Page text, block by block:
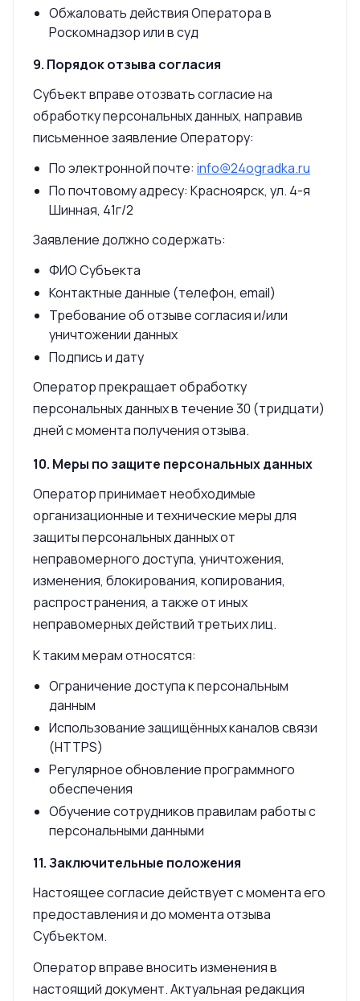
Обжаловать действия Оператора в
Роскомнадзор или в суд
9. Порядок отзыва согласия
Субъект вправе отозвать согласие на
обработку персональных данных, направив
письменное заявление Оператору:
По электронной почте: info@24ogradka.ru
По почтовому адресу: Красноярск, ул. 4-я
Шинная, 41г/2
Заявление должно содержать:
ФИО Субъекта
Контактные данные (телефон, email)
Требование об отзыве согласия и/или
уничтожении данных
Подпись и дату
Оператор прекращает обработку
персональных данных в течение 30 (тридцати)
дней с момента получения отзыва.
10. Меры по защите персональных данных
Оператор принимает необходимые
организационные и технические меры для
защиты персональных данных от
неправомерного доступа, уничтожения,
изменения, блокирования, копирования,
распространения, а также от иных
неправомерных действий третьих лиц.
К таким мерам относятся:
Ограничение доступа к персональным
данным
Использование защищённых каналов связи
(HTTPS)
Регулярное обновление программного
обеспечения
Обучение сотрудников правилам работы с
персональными данными
11. Заключительные положения
Настоящее согласие действует с момента его
предоставления и до момента отзыва
Субъектом.
Оператор вправе вносить изменения в
настоящий документ. Актуальная редакция